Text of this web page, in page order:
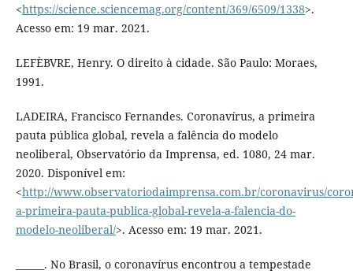
<https://science.sciencemag.org/content/369/6509/1338>.
Acesso em: 19 mar. 2021.
LEFÈBVRE, Henry. O direito à cidade. São Paulo: Moraes,
1991.
LADEIRA, Francisco Fernandes. Coronavírus, a primeira
pauta pública global, revela a falência do modelo
neoliberal, Observatório da Imprensa, ed. 1080, 24 mar.
2020. Disponível em:
<http://www.observatoriodaimprensa.com.br/coronavirus/
a-primeira-pauta-publica-global-revela-a-falencia-do-
modelo-neoliberal/>. Acesso em: 19 mar. 2021.
______. No Brasil, o coronavírus encontrou a tempestade